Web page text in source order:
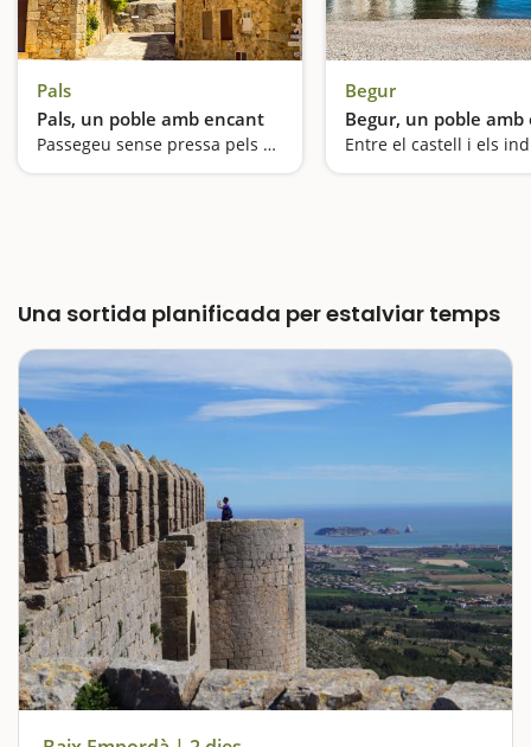
Pals
Pals, un poble amb encant
Passegeu sense pressa pels seus carrerons medievals
Begur
Begur, un poble amb
Entre el castell i els
Una sortida planificada per estalviar temps